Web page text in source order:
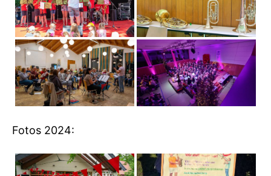
Fotos 2024: